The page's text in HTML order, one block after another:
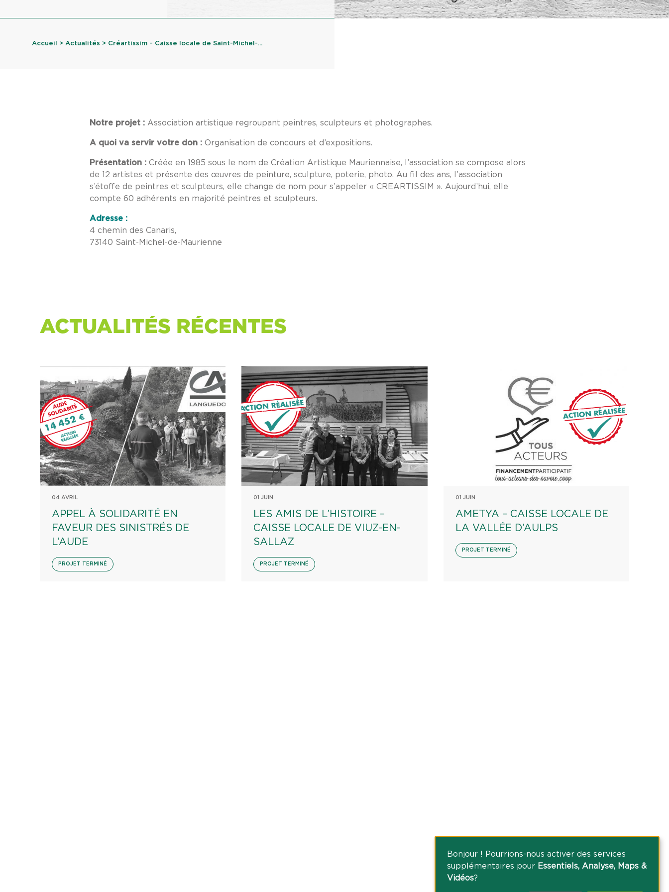
Bonjour ! Pourrions-nous activer des services
supplémentaires pour Essentiels, Analyse, Maps &
Vidéos?
Accueil > Actualités > Créartissim – Caisse locale de Saint-Michel-...
Notre projet : Association artistique regroupant peintres, sculpteurs et photographes.
A quoi va servir votre don : Organisation de concours et d’expositions.
Présentation : Créée en 1985 sous le nom de Création Artistique Mauriennaise, l’association se compose alors
de 12 artistes et présente des œuvres de peinture, sculpture, poterie, photo. Au fil des ans, l’association
s’étoffe de peintres et sculpteurs, elle change de nom pour s’appeler « CREARTISSIM ». Aujourd’hui, elle
compte 60 adhérents en majorité peintres et sculpteurs.
Adresse :
4 chemin des Canaris,
73140 Saint-Michel-de-Maurienne
ACTUALITÉS RÉCENTES
04 AVRIL
APPEL À SOLIDARITÉ EN
FAVEUR DES SINISTRÉS DE
L’AUDE
PROJET TERMINÉ
01 JUIN
LES AMIS DE L’HISTOIRE –
CAISSE LOCALE DE VIUZ-EN-
SALLAZ
PROJET TERMINÉ
01 JUIN
AMETYA – CAISSE LOCALE DE
LA VALLÉE D’AULPS
PROJET TERMINÉ